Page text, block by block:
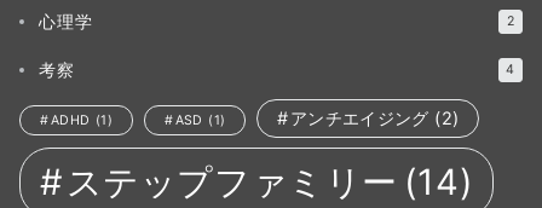
心理学 2
考察 4
ADHD (1) ASD (1) アンチエイジング (2)
ステップファミリー (14)